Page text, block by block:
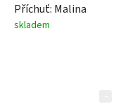
Příchuť: Malina
skladem